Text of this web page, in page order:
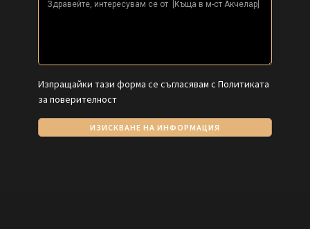
Изпращайки тази форма се съгласявам с Политиката
за поверителност
ИЗИСКВАНЕ НА ИНФОРМАЦИЯ